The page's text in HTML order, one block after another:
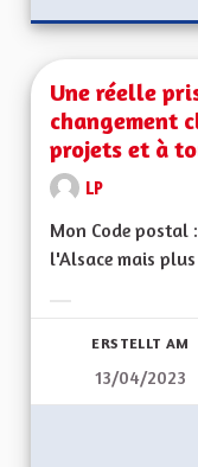
Une réelle
changement
projets et à
LP
Mon Code postal
l'Alsace mais
ERSTELLT AM
13/04/2023